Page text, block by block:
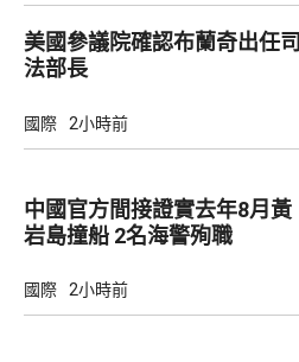
美國參議院確認布蘭奇出任司
法部長
國際 2小時前
中國官方間接證實去年8月黃
岩島撞船 2名海警殉職
國際 2小時前